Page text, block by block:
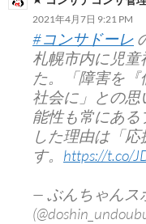
2021年4月7日 9:21 PM
#コンサドーレ
札幌市内に児
た。「障害を
社会に」との
能性も常にあ
した理由は「
す。 https://t.co/
— ぶんちゃんス